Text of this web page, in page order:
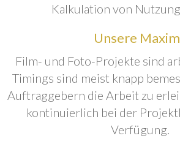
Kalkulation von
Unsere
Film- und Foto-Projekte sind
Timings sind meist knapp
Auftraggebern die Arbeit zu
kontinuierlich bei der
Verfügung.